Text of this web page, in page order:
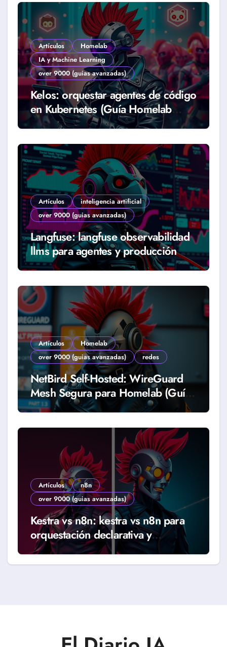
Artículos
Homelab
IA y Machine Learning
over 9000 (guias avanzadas)
Kelos: orquestar agentes de código
en Kubernetes (Guía Homelab
2026)
Artículos
inteligencia artificial
over 9000 (guias avanzadas)
Langfuse: langfuse observabilidad
llms para agentes y producción
real (Guía 2026)
Artículos
Homelab
over 9000 (guias avanzadas)
redes
NetBird Self-Hosted: WireGuard
Mesh Segura para Homelab (Guía
2026)
Artículos
n8n
over 9000 (guias avanzadas)
Kestra vs n8n: kestra vs n8n para
orquestación declarativa y
workflows reales (Guía 2026)